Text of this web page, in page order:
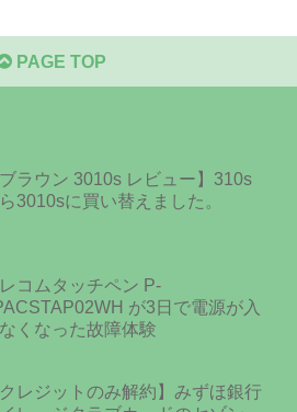
PAGE TOP
ブラウン 3010s レビュー】310s
3010sに買い替えました。
コムタッチペン P-
が3日で電源が入
くなった故障体験
クレジットのみ解約】みずほ銀行